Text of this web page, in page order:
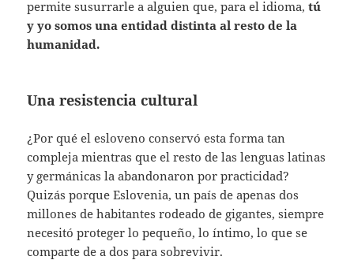
permite susurrarle a alguien que, para el idioma,tú
y yo somos una entidad distinta al resto de la
humanidad.
Una resistencia cultural
¿Por qué el esloveno conservó esta forma tan
compleja mientras que el resto de las lenguas latinas
y germánicas la abandonaron por practicidad?
Quizás porque Eslovenia, un país de apenas dos
millones de habitantes rodeado de gigantes, siempre
necesitó proteger lo pequeño, lo íntimo, lo que se
comparte de a dos para sobrevivir.